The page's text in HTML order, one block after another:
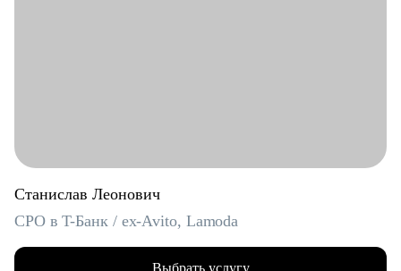
Станислав Леонович
CPO в T-Банк / ex-Avito, Lamoda
Выбрать услугу